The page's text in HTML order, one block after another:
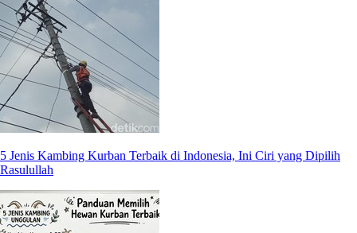
5 Jenis Kambing Kurban Terbaik di Indonesia, Ini Ciri yang Dipilih
Rasulullah